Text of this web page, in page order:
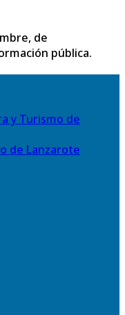
de
pública.
de Lanzarote